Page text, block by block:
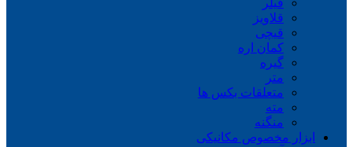
قلاویز
قیچی
کمان اره
گیره
متر
متعلقات بکس ها
مته
منگنه
ابزار مخصوص مکانیکی